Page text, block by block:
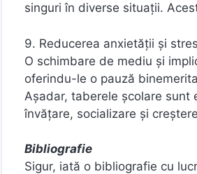
singuri în diverse situații.
9. Reducerea anxietății și
O schimbare de mediu și
oferindu-le o pauză
Așadar, taberele școlare
învățare, socializare și
Bibliografie
Sigur, iată o bibliografie cu